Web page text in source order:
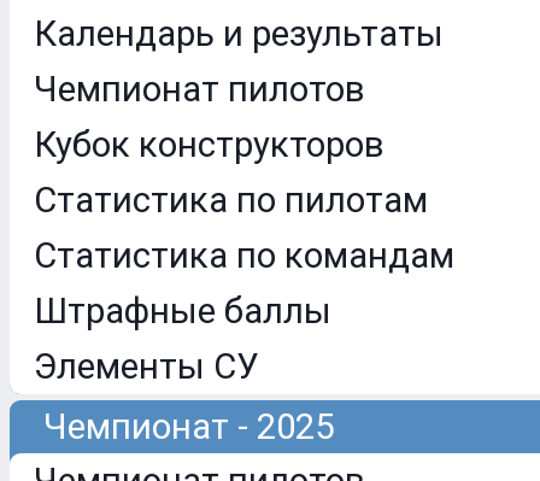
Календарь и результаты
Чемпионат пилотов
Кубок конструкторов
Статистика по пилотам
Статистика по командам
Штрафные баллы
Элементы СУ
Чемпионат - 2025